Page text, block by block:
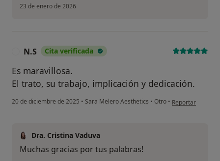
23 de enero de 2026
N.S Cita verificada
Es maravillosa.
El trato, su trabajo, implicación y dedicación.
20 de diciembre de 2025 • Sara Melero Aesthetics • Otro • en opinión del
Reportar
Dra. Cristina Vaduva
Muchas gracias por tus palabras!